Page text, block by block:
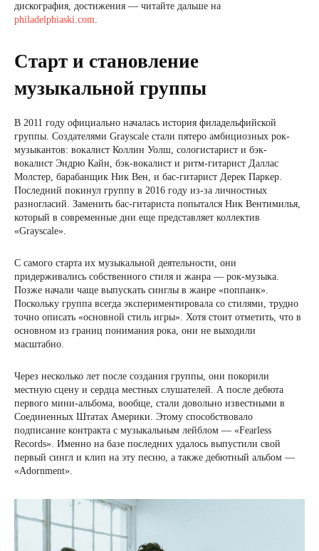
дискография, достижения — читайте дальше на
philadelphiaski.com.
Старт и становление
музыкальной группы
В 2011 году официально началась история филадельфийской
группы. Создателями Grayscale стали пятеро амбициозных рок-
музыкантов: вокалист Коллин Уолш, сологистарист и бэк-
вокалист Эндрю Кайн, бэк-вокалист и ритм-гитарист Даллас
Молстер, барабанщик Ник Вен, и бас-гитарист Дерек Паркер.
Последний покинул группу в 2016 году из-за личностных
разногласий. Заменить бас-гитариста попытался Ник Вентимилья,
который в современные дни еще представляет коллектив
«Grayscale».
С самого старта их музыкальной деятельности, они
придерживались собственного стиля и жанра — рок-музыка.
Позже начали чаще выпускать синглы в жанре «поппанк».
Поскольку группа всегда экспериментировала со стилями, трудно
точно описать «основной стиль игры». Хотя стоит отметить, что в
основном из границ понимания рока, они не выходили
масштабно.
Через несколько лет после создания группы, они покорили
местную сцену и сердца местных слушателей. А после дебюта
первого мини-альбома, вообще, стали довольно известными в
Соединенных Штатах Америки. Этому способствовало
подписание контракта с музыкальным лейблом — «Fearless
Records». Именно на базе последних удалось выпустили свой
первый сингл и клип на эту песню, а также дебютный альбом —
«Adornment».